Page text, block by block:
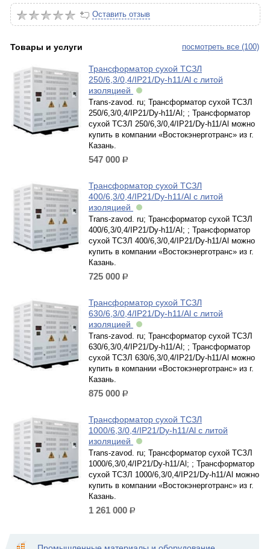
Оставить отзыв
посмотреть все (100)
Товары и услуги
Трансформатор сухой ТСЗЛ
250/6,3/0,4/IP21/Dy-h11/Al с литой
изоляцией
Trans-zavod. ru; Трансформатор сухой ТСЗЛ
250/6,3/0,4/IP21/Dy-h11/Al; ; Трансформатор
сухой ТСЗЛ 250/6,3/0,4/IP21/Dy-h11/Al можно
купить в компании «Востокэнерготранс» из г.
Казань.
547 000 р.
Трансформатор сухой ТСЗЛ
400/6,3/0,4/IP21/Dy-h11/Al с литой
изоляцией
Trans-zavod. ru; Трансформатор сухой ТСЗЛ
400/6,3/0,4/IP21/Dy-h11/Al; ; Трансформатор
сухой ТСЗЛ 400/6,3/0,4/IP21/Dy-h11/Al можно
купить в компании «Востокэнерготранс» из г.
Казань.
725 000 р.
Трансформатор сухой ТСЗЛ
630/6,3/0,4/IP21/Dy-h11/Al с литой
изоляцией
Trans-zavod. ru; Трансформатор сухой ТСЗЛ
630/6,3/0,4/IP21/Dy-h11/Al; ; Трансформатор
сухой ТСЗЛ 630/6,3/0,4/IP21/Dy-h11/Al можно
купить в компании «Востокэнерготранс» из г.
Казань.
875 000 р.
Трансформатор сухой ТСЗЛ
1000/6,3/0,4/IP21/Dy-h11/Al с литой
изоляцией
Trans-zavod. ru; Трансформатор сухой ТСЗЛ
1000/6,3/0,4/IP21/Dy-h11/Al; ; Трансформатор
сухой ТСЗЛ 1000/6,3/0,4/IP21/Dy-h11/Al можно
купить в компании «Востокэнерготранс» из г.
Казань.
1 261 000 р.